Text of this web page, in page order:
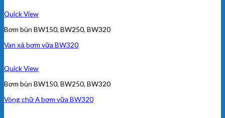
Quick View
Bơm bùn BW150, BW250, BW320
Van xả bơm vữa BW320
Quick View
Bơm bùn BW150, BW250, BW320
Vòng chữ A bơm vữa BW320